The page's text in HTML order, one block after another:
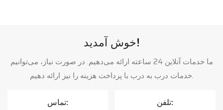
خوش آمدید!
ما خدمات آنلاین 24 ساعته ارائه می‌دهیم. در صورت نیاز، می‌توانیم
خدمات درب به درب با پرداخت هزینه را نیز ارائه دهیم.
تماس: تلفن: